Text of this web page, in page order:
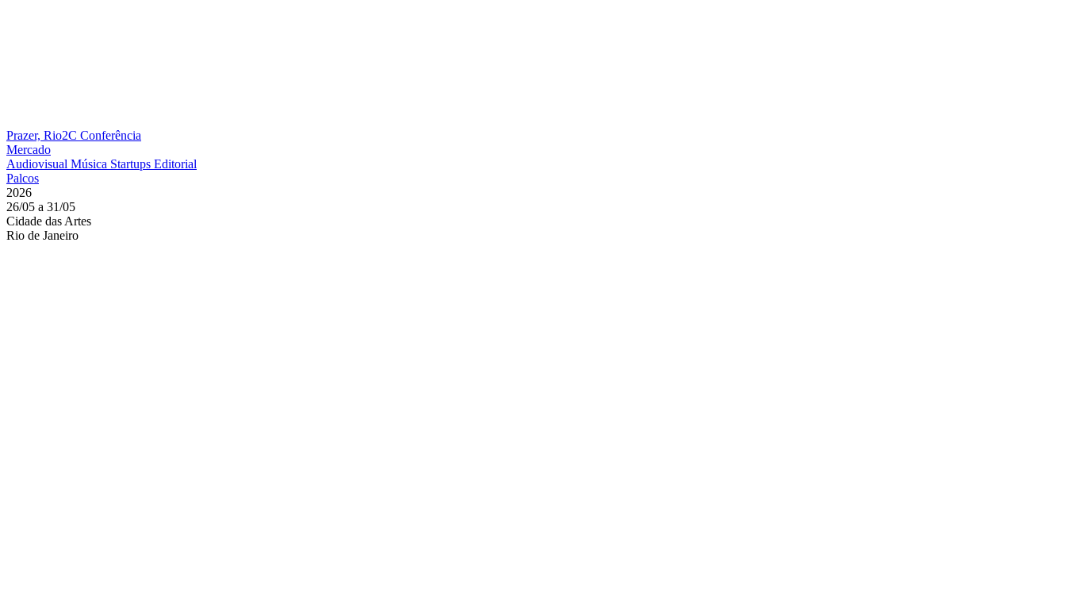
Prazer, Rio2C Conferência
Mercado
Audiovisual Música Startups Editorial
Palcos
2026
26/05 a 31/05
Cidade das Artes
Rio de Janeiro